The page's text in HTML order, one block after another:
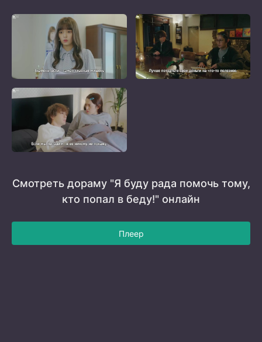
Смотреть дораму "Я буду рада помочь тому,
кто попал в беду!" онлайн
Плеер